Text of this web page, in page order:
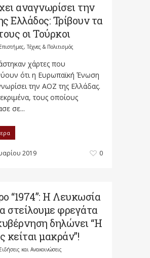
αναγνωρίσει την
Ελλάδος: Τρίβουν τα
οι Τούρκοι
Επιστήμες, Τέχνες & Πολιτισμός
χάρτες που
ότι η Ευρωπαϊκή Ένωση
την ΑΟΖ της Ελλάδας.
τους οποίους
σε...
2019 0
“1974”: Η Λευκωσία
στείλουμε φρεγάτα
δηλώνει “Η
κείται μακράν”!
Ειδήσεις και Ανακοινώσεις